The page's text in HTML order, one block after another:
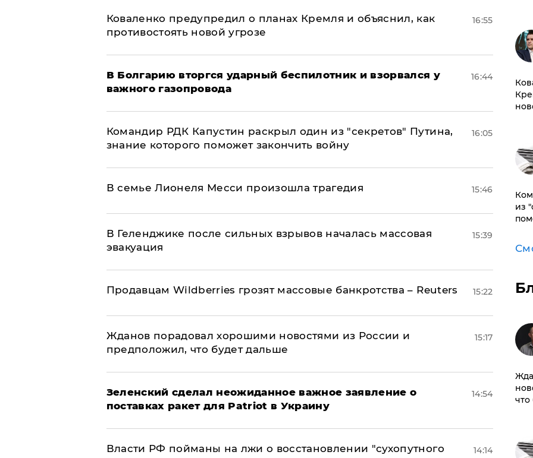
Коваленко предупредил о планах Кремля и объяснил, как
противостоять новой угрозе
16:55
В Болгарию вторгся ударный беспилотник и взорвался у
важного газопровода
16:44
Командир РДК Капустин раскрыл один из "секретов" Путина,
знание которого поможет закончить войну
16:05
В семье Лионеля Месси произошла трагедия 15:46
В Геленджике после сильных взрывов началась массовая
эвакуация
15:39
Продавцам Wildberries грозят массовые банкротства – Reuters 15:22
Жданов порадовал хорошими новостями из России и
предположил, что будет дальше
15:17
Зеленский сделал неожиданное важное заявление о
поставках ракет для Patriot в Украину
14:54
Власти РФ пойманы на лжи о восстановлении "сухопутного
14:14
из
что